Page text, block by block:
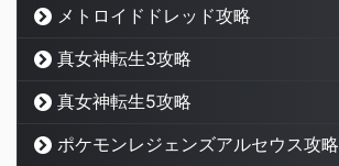
メトロイドドレッド攻略
真女神転生3攻略
真女神転生5攻略
ポケモンレジェンズアルセウス攻略